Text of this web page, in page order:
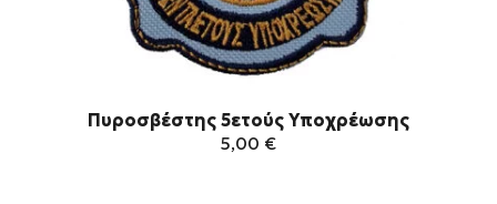
Πυροσβέστης 5ετούς Υποχρέωσης
5,00 €